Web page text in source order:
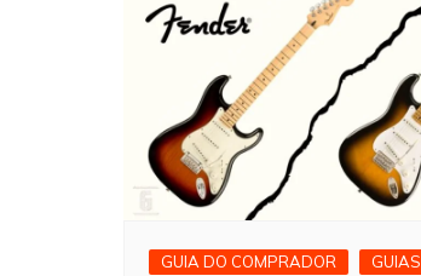
GUIA DO COMPRADOR
GUIAS